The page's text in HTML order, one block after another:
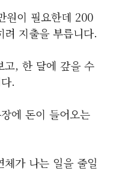
원이 필요한데 200
지출을 부릅니다.
고, 한 달에 갚을 수
.
에 돈이 들어오는
가 나는 일을 줄일